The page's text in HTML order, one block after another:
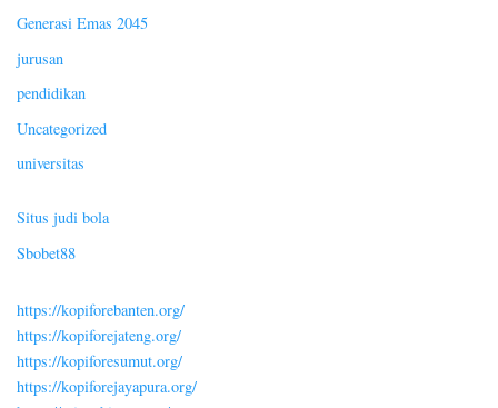
Generasi Emas 2045
jurusan
pendidikan
Uncategorized
universitas
Situs judi bola
Sbobet88
https://kopiforebanten.org/
https://kopiforejateng.org/
https://kopiforesumut.org/
https://kopiforejayapura.org/